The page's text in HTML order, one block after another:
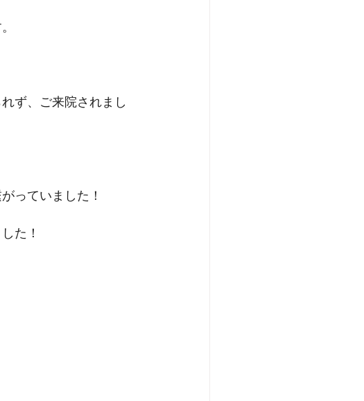
ず、ご来院されまし
っていました！
た！